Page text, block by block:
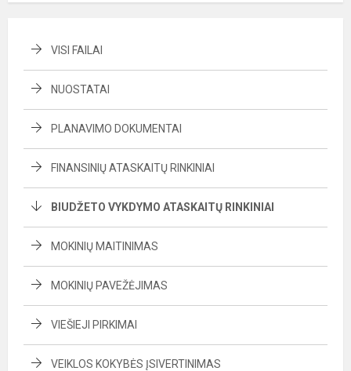
VISI FAILAI
NUOSTATAI
PLANAVIMO DOKUMENTAI
FINANSINIŲ ATASKAITŲ RINKINIAI
BIUDŽETO VYKDYMO ATASKAITŲ RINKINIAI
MOKINIŲ MAITINIMAS
MOKINIŲ PAVEŽĖJIMAS
VIEŠIEJI PIRKIMAI
VEIKLOS KOKYBĖS ĮSIVERTINIMAS